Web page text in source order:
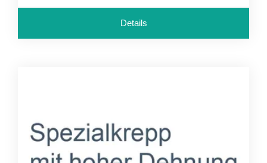
Details